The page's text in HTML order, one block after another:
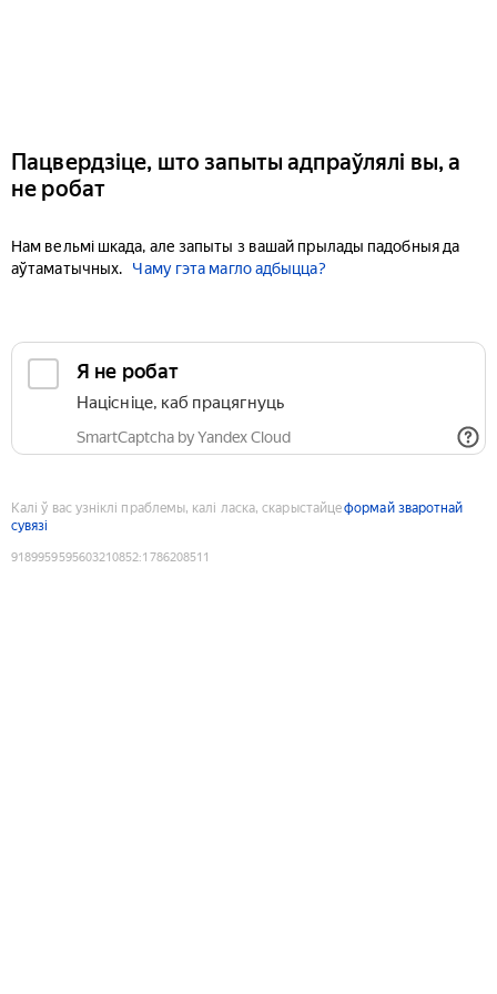
Пацвердзіце, што запыты адпраўлялі вы, а
не робат
Нам вельмі шкада, але запыты з вашай прылады падобныя да
аўтаматычных.
Чаму гэта магло адбыцца?
Я не робат
Націсніце, каб працягнуць
SmartCaptcha by Yandex Cloud
Калі ў вас узніклі праблемы, калі ласка, скарыстайцеформай зваротнай
сувязі
9189959595603210852:1786208511